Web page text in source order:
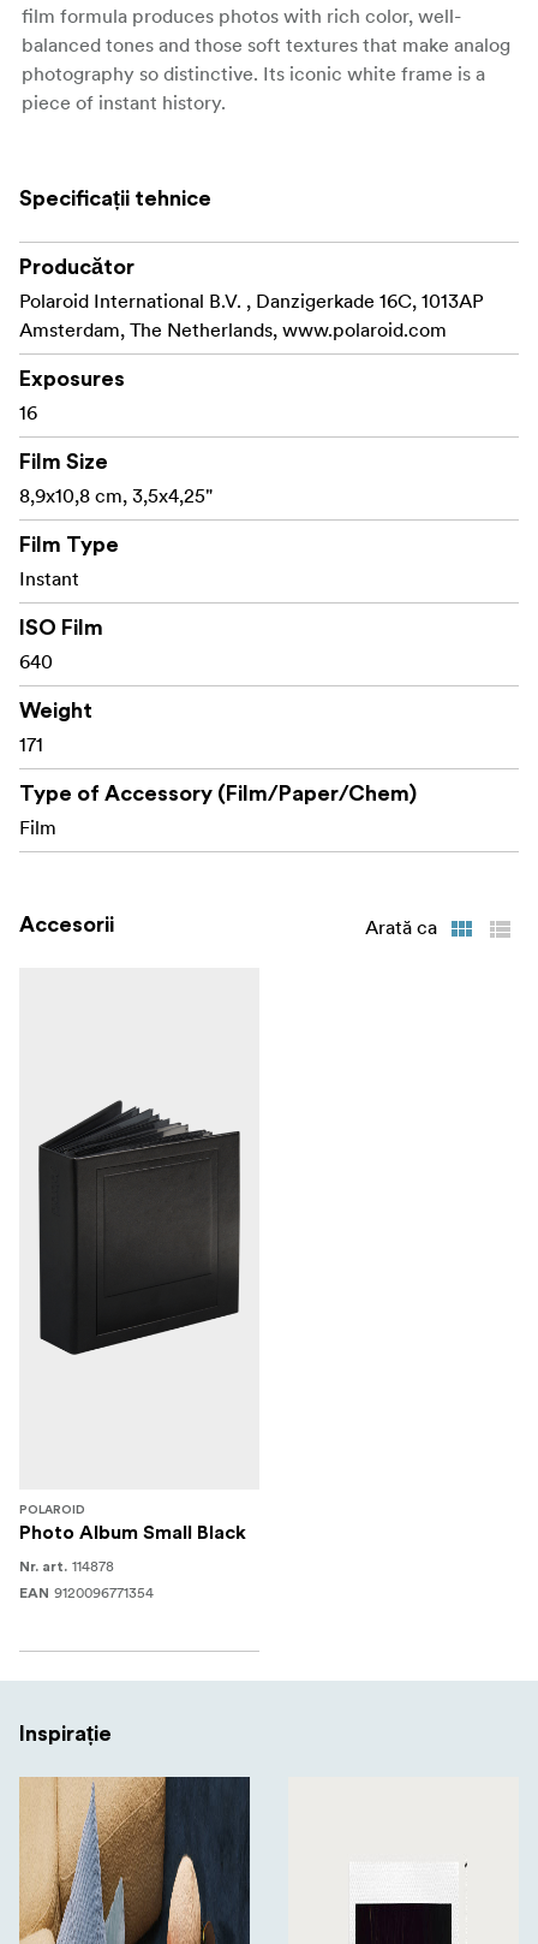
film formula produces photos with rich color, well-
balanced tones and those soft textures that make analog
photography so distinctive. Its iconic white frame is a
piece of instant history.
Specificații tehnice
Producător
Polaroid International B.V. , Danzigerkade 16C, 1013AP
Amsterdam, The Netherlands, www.polaroid.com
Exposures
16
Film Size
8,9x10,8 cm, 3,5x4,25"
Film Type
Instant
ISO Film
640
Weight
171
Type of Accessory (Film/Paper/Chem)
Film
Accesorii Arată ca
POLAROID
Photo Album Small Black
Nr. art. 114878
EAN 9120096771354
Inspirație